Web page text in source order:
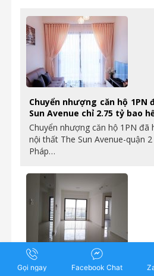
Chuyển nhượng căn hộ 1PN
Sun Avenue chỉ 2.75 tỷ bao
Chuyển nhượng căn hộ 1PN đã
nội thất The Sun Avenue-quận
Pháp…
The Sun Avenue – Chuyển
ngủ, 109m2, nhà hoàn
Gọi ngay Facebook Chat